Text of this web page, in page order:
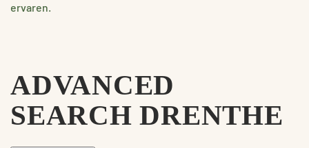
ervaren.
ADVANCED
SEARCH DRENTHE